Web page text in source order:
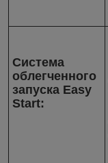
Система
облегченного
запуска Еasy
Start: